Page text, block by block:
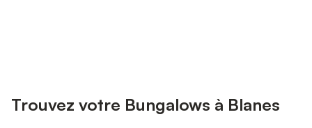
Trouvez votre Bungalows à Blanes